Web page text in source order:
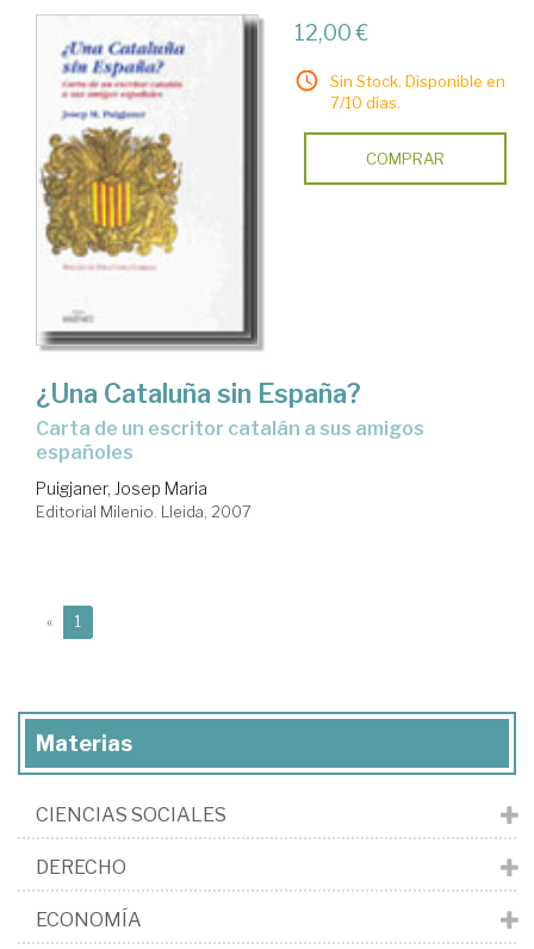
12,00 €
Sin Stock. Disponible en
7/10 días.
COMPRAR
¿Una Cataluña sin España?
carta de un escritor catalán a sus amigos
españoles
Puigjaner, Josep Maria
Editorial Milenio. Lleida, 2007
« 1
Materias
CIENCIAS SOCIALES
DERECHO
ECONOMÍA